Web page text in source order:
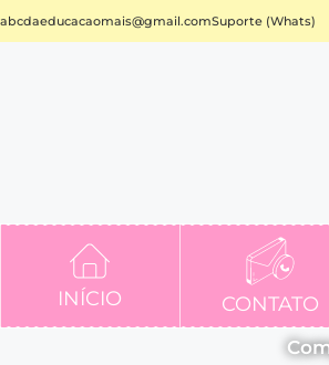
abcdaeducacaomais@gmail.comSuporte (Whats)
INÍCIO CONTATO